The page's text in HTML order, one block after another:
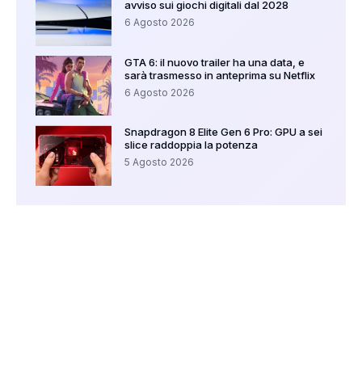
avviso sui giochi digitali dal 2028
6 Agosto 2026
GTA 6: il nuovo trailer ha una data, e
sarà trasmesso in anteprima su Netflix
6 Agosto 2026
Snapdragon 8 Elite Gen 6 Pro: GPU a sei
slice raddoppia la potenza
5 Agosto 2026